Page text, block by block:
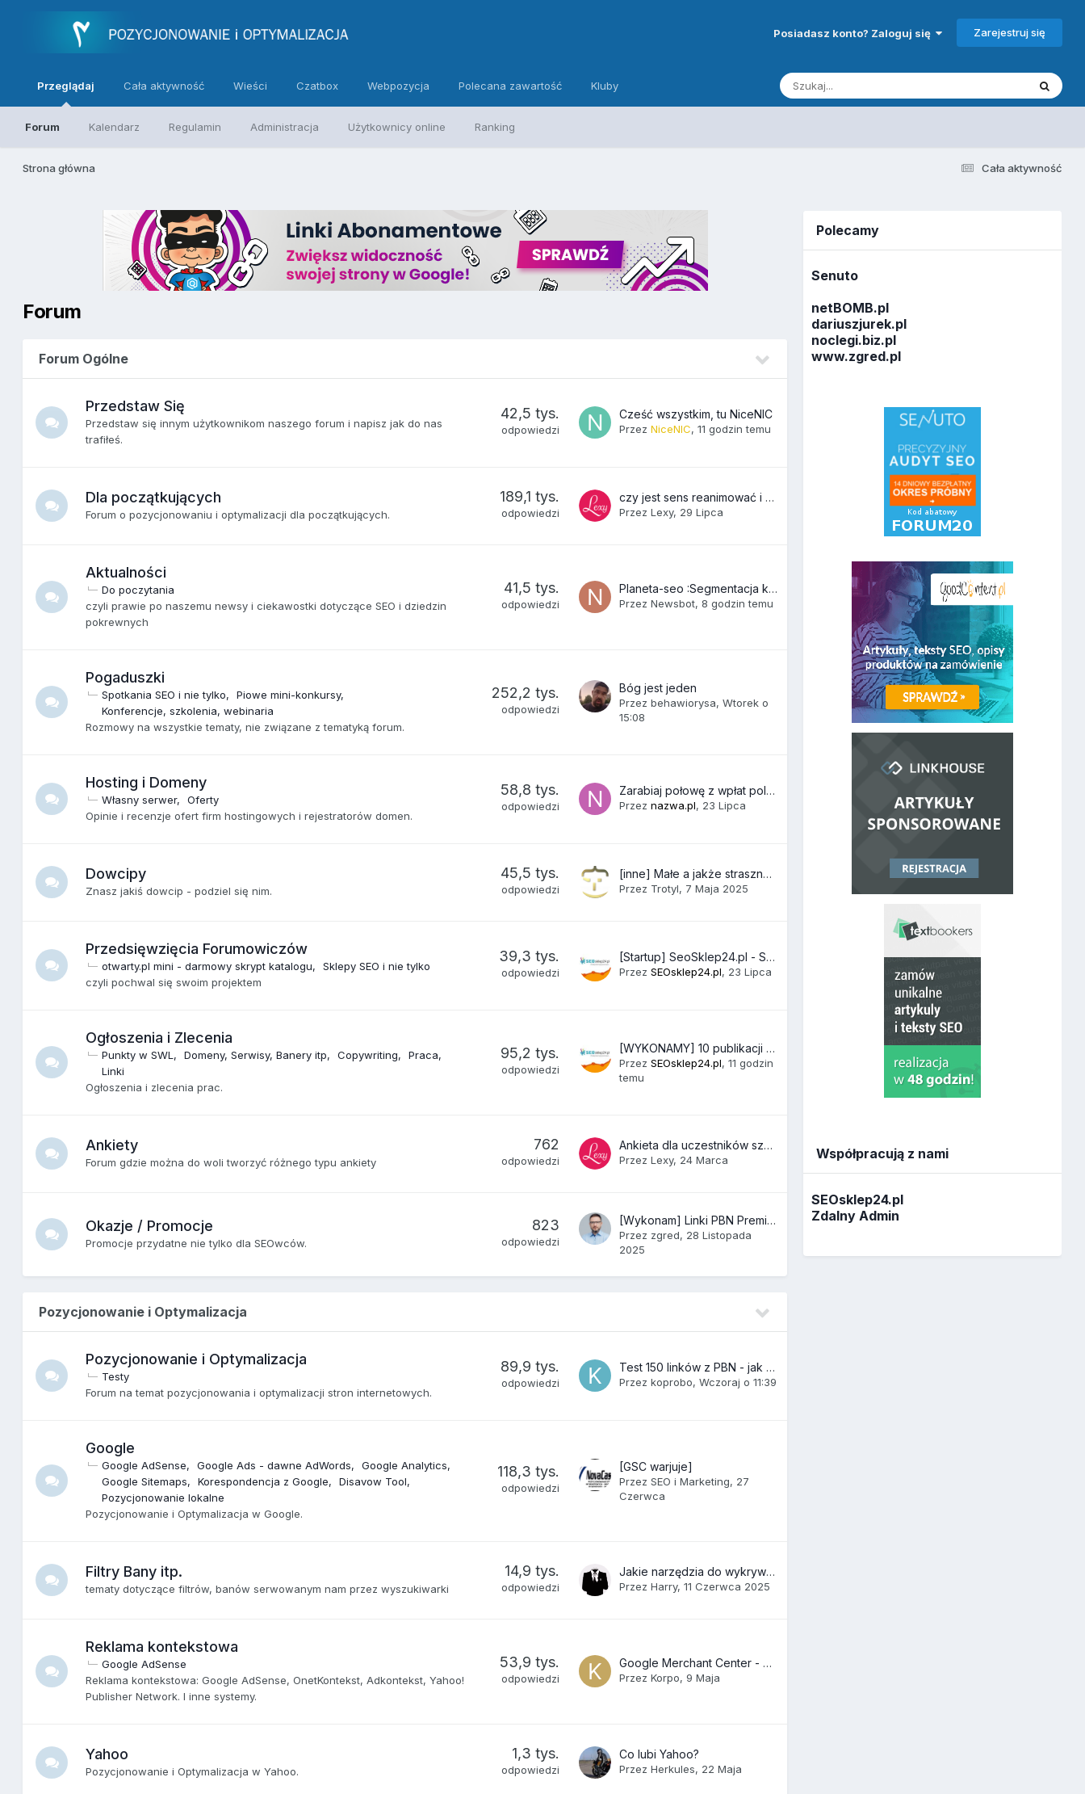
Posiadasz konto? Zaloguj się Zarejestruj się
Przeglądaj
Forum Kalendarz Regulamin Administracja Użytkownicy online Ranking
Cała aktywność Wieści Czatbox Webpozycja Polecana zawartość Kluby
Cała aktywność
Strona główna
Forum
Forum Ogólne
Przedstaw Się
Przedstaw się innym użytkownikom naszego forum i napisz jak do nas
trafiłeś.
42,5 tys.
odpowiedzi
Cześć wszystkim, tu NiceNIC
PrzezNiceNIC,11 godzin temu
Dla początkujących
Forum o pozycjonowaniu i optymalizacji dla początkujących.
189,1 tys.
odpowiedzi
czy jest sens reanimować i walczyć?
PrzezLexy, 29 Lipca
Aktualności
Do poczytania
czyli prawie po naszemu newsy i ciekawostki dotyczące SEO i dziedzin
pokrewnych
41,5 tys.
odpowiedzi
Planeta-seo :Segmentacja klientów w e-commerce
PrzezNewsbot,8 godzin temu
Pogaduszki
Spotkania SEO i nie tylko
Piowe mini-konkursy
Konferencje, szkolenia, webinaria
Rozmowy na wszystkie tematy, nie związane z tematyką forum.
252,2 tys.
odpowiedzi
Bóg jest jeden
Przezbehawiorysa,Wtorek o
15:08
Hosting i Domeny
Własny serwer
Oferty
Opinie i recenzje ofert firm hostingowych i rejestratorów domen.
58,8 tys.
odpowiedzi
Zarabiaj połowę z wpłat poleconych Klientów💰
Przeznazwa.pl, 23 Lipca
Dowcipy
Znasz jakiś dowcip - podziel się nim.
45,5 tys.
odpowiedzi
[inne] Małe a jakże straszne :(
Przez Trotyl, 7 Maja 2025
Przedsięwzięcia Forumowiczów
otwarty.pl mini - darmowy skrypt katalogu
Sklepy SEO i nie tylko
czyli pochwal się swoim projektem
39,3 tys.
odpowiedzi
[Startup] SeoSklep24.pl - Sklep SEO
PrzezSEOsklep24.pl, 23 Lipca
Ogłoszenia i Zlecenia
Punkty w SWL Domeny, Serwisy, Banery itp Copywriting
Praca
Linki
Ogłoszenia i zlecenia prac.
95,2 tys.
odpowiedzi
[WYKONAMY] 10 publikacji Moda/Uroda — nie tylko linki: selekcja domen + dopasowany content | 279,99 zł
PrzezSEOsklep24.pl,11 godzin
temu
Ankiety
Forum gdzie można do woli tworzyć różnego typu ankiety
762
odpowiedzi
Ankieta dla uczestników szkoleń SEO
PrzezLexy, 24 Marca
Okazje / Promocje
Promocje przydatne nie tylko dla SEOwców.
823
odpowiedzi
[Wykonam] Linki PBN Premium – oferta BF 2025
Przez zgred, 28 Listopada
2025
Pozycjonowanie i Optymalizacja
Pozycjonowanie i Optymalizacja
Testy
Forum na temat pozycjonowania i optymalizacji stron internetowych.
89,9 tys.
odpowiedzi
Test 150 linków z PBN - jak podwoiliśmy ruch z Google dla międzynarodowego serwisu w 12 miesięcy
Przezkoprobo,Wczoraj o 11:39
Google
Google AdSense Google Ads - dawne AdWords
Google Analytics
Google Sitemaps
Korespondencja z Google
Disavow Tool
Pozycjonowanie lokalne
Pozycjonowanie i Optymalizacja w Google.
118,3 tys.
odpowiedzi
[GSC warjuje]
PrzezSEO i Marketing, 27
Czerwca
Filtry Bany itp.
tematy dotyczące filtrów, banów serwowanym nam przez wyszukiwarki
14,9 tys.
odpowiedzi
Jakie narzędzia do wykrywania AI możecie polecić?
PrzezHarry,11 Czerwca 2025
Reklama kontekstowa
Google AdSense
Reklama kontekstowa: Google AdSense, OnetKontekst, Adkontekst, Yahoo!
Publisher Network. I inne systemy.
53,9 tys.
odpowiedzi
Google Merchant Center - czy tam istnieje jakiś kontakt?
PrzezKorpo, 9 Maja
Yahoo
Pozycjonowanie i Optymalizacja w Yahoo.
1,3 tys.
odpowiedzi
Co lubi Yahoo?
PrzezHerkules, 22 Maja
Polecamy
Senuto
netBOMB.pl
dariuszjurek.pl
noclegi.biz.pl
www.zgred.pl
Współpracują z nami
SEOsklep24.pl
Zdalny Admin